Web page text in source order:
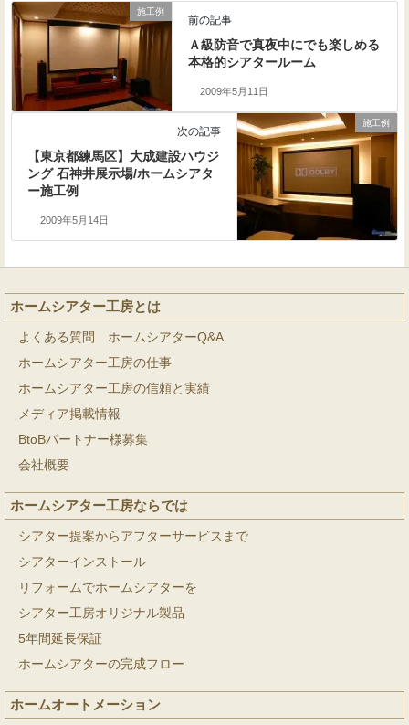
施工例
前の記事
Ａ級防音で真夜中にでも楽しめる
本格的シアタールーム
2009年5月11日
施工例
次の記事
【東京都練馬区】大成建設ハウジ
ング 石神井展示場/ホームシアタ
ー施工例
2009年5月14日
ホームシアター工房とは
よくある質問 ホームシアターQ&A
ホームシアター工房の仕事
ホームシアター工房の信頼と実績
メディア掲載情報
BtoBパートナー様募集
会社概要
ホームシアター工房ならでは
シアター提案からアフターサービスまで
シアターインストール
リフォームでホームシアターを
シアター工房オリジナル製品
5年間延長保証
ホームシアターの完成フロー
ホームオートメーション